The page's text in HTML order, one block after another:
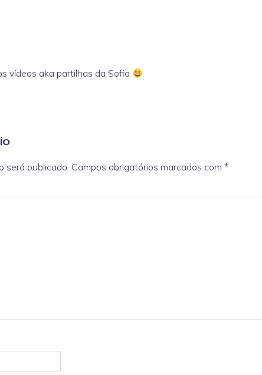
vídeos aka partilhas da Sofia
será publicado. Campos obrigatórios marcados com *